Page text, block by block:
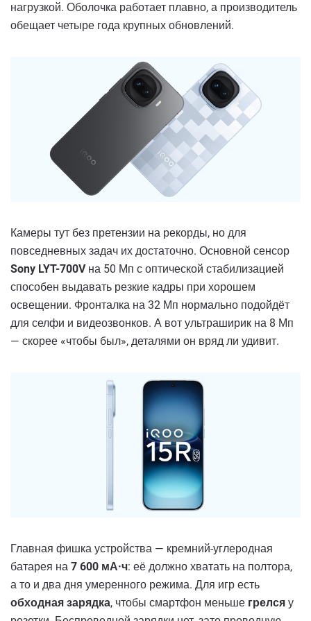
нагрузкой. Оболочка работает плавно, а производитель
обещает четыре года крупных обновлений.
Камеры тут без претензии на рекорды, но для
повседневных задач их достаточно. Основной сенсор
Sony LYT-700Vна 50 Мп с оптической стабилизацией
способен выдавать резкие кадры при хорошем
освещении. Фронталка на 32 Мп нормально подойдёт
для селфи и видеозвонков. А вот ультраширик на 8 Мп
— скорее «чтобы был», деталями он вряд ли удивит.
Главная фишка устройства — кремний-углеродная
батарея на 7 600 мА·ч: её должно хватать на полтора,
а то и два дня умеренного режима. Для игр есть
обходная зарядка, чтобы смартфон меньше грелся у